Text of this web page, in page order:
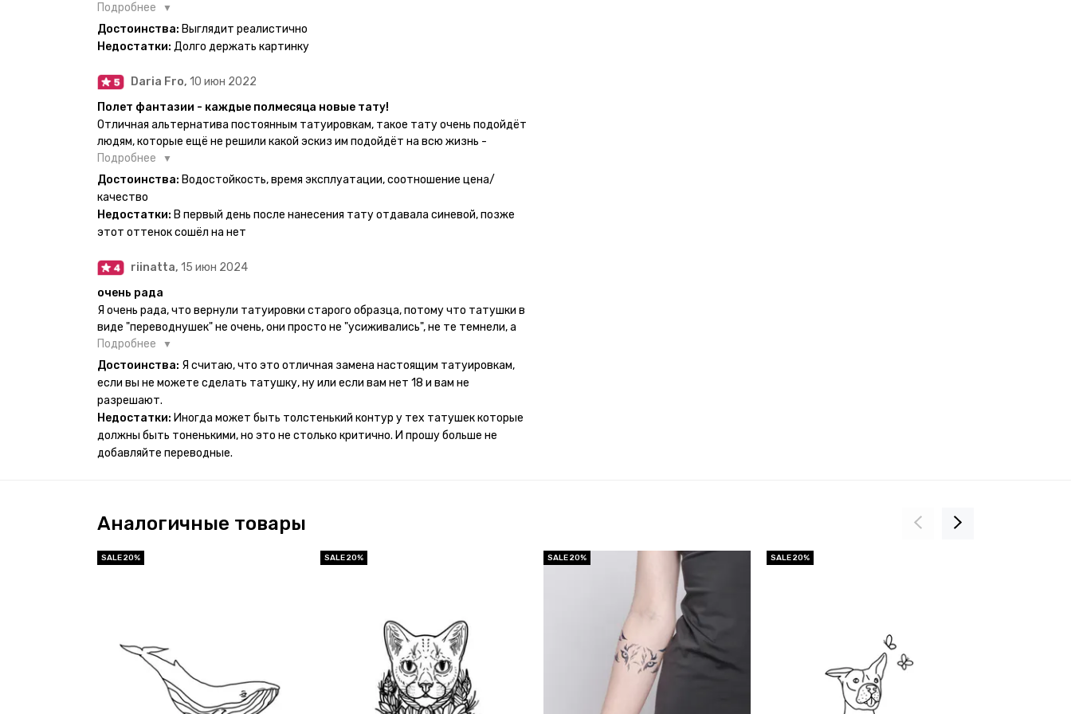
есть такая возможность. Муж смог сделать тату в нескольких местах одной
картинкой).
Подробнее
Достоинства: Выглядит реалистично
Недостатки: Долго держать картинку
Daria Fro, 10 июн 2022
Полет фантазии - каждые полмесяца новые тату!
Отличная альтернатива постоянным татуировкам, такое тату очень подойдёт
людям, которые ещё не решили какой эскиз им подойдёт на всю жизнь -
продукт еверинк держится на теле до 2 недель - после нанесения не нужно
бояться мочить такие тату, вода их так просто не смоет. К рисункам
прикладывается инструкция, но я предпочла другой способ нанесения -
оставила наклейку на теле на ночь, чтобы точно перестраховаться - на утро
эффект сразу же проявился. На неподвижных частях тела тату носится
рисунок начнёт стираться - водой спокойно можно убрать оставшийся контур.
Подробнее
Достоинства: Водостойкость, время эксплуатации, соотношение цена/
качество
Недостатки: В первый день после нанесения тату отдавала синевой, позже
этот оттенок сошёл на нет
riinatta, 15 июн 2024
очень рада
Я очень рада, что вернули татуировки старого образца, потому что татушки в
виде "переводнушек" не очень, они просто не "усиживались", не те темнели, а
после душа вообще слазили, вот недавно сделала фризби дог и он через сутки
проявился и все ещё держится!! ну а 4 звезды потому что у меня ещё очень
много переводных татуировок(
Подробнее
Достоинства: Я считаю, что это отличная замена настоящим татуировкам,
если вы не можете сделать татушку, ну или если вам нет 18 и вам не
разрешают.
Недостатки: Иногда может быть толстенький контур у тех татушек которые
должны быть тоненькими, но это не столько критично. И прошу больше не
добавляйте переводные.
Аналогичные товары
SALE 20% SALE 20% SALE 20% SALE 20%